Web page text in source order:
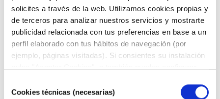
solicites a través de la web. Utilizamos cookies propias y
de terceros para analizar nuestros servicios y mostrarte
publicidad relacionada con tus preferencias en base a un
perfil elaborado con tus hábitos de navegación (por
ejemplo, páginas visitadas). Si consientes su instalación
información en nuestraPolítica de Cookies"
deCookies técnicas (necesarias)